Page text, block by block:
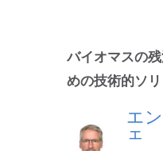
バイオマスの
めの技術的ソ
エ
ェ